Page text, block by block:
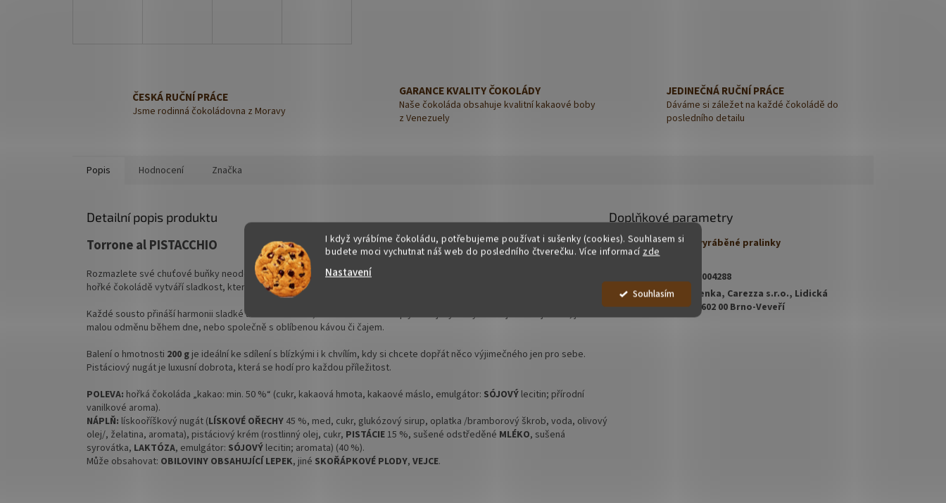
I když vyrábíme čokoládu, potřebujeme používat i sušenky (cookies). Souhlasem si
budete moci vychutnat náš web do posledního čtverečku. Více informací zde
Nastavení
Souhlasím
ČESKÁ RUČNÍ PRÁCE
Jsme rodinná čokoládovna z Moravy
GARANCE KVALITY ČOKOLÁDY
Naše čokoláda obsahuje kvalitní kakaové boby
z Venezuely
JEDINEČNÁ RUČNÍ PRÁCE
Dáváme si záležet na každé čokoládě do
posledního detailu
Popis Hodnocení Značka
Detailní popis produktu
Torrone al PISTACCHIO
Rozmazlete své chuťové buňky neodolatelnýmpistáciovým nugátem
hořké čokoládě vytváří sladkost, která potěší všechny milovníky pistácií i poctivé čokolády.
Každé sousto přináší harmonii sladké a oříškové chuti, která se krásně rozplývá na jazyku. Vychutnejte si ho jen tak, jako
malou odměnu během dne, nebo společně s oblíbenou kávou či čajem.
Balení o hmotnosti 200 g je ideální ke sdílení s blízkými i k chvílím, kdy si chcete dopřát něco výjimečného jen pro sebe.
Pistáciový nugát je luxusní dobrota, která se hodí pro každou příležitost.
POLEVA: hořká čokoláda „kakao: min. 50 %“ (cukr, kakaová hmota, kakaové máslo, emulgátor: SÓJOVÝ lecitin; přírodní
vanilkové aroma).
NÁPLŇ: lískooříškový nugát (LÍSKOVÉ OŘECHY 45 %, med, cukr, glukózový sirup, oplatka /bramborový škrob, voda, olivový
olej/, želatina, aromata), pistáciový krém (rostlinný olej, cukr, PISTÁCIE 15 %, sušené odstředěné MLÉKO, sušená
syrovátka, LAKTÓZA, emulgátor: SÓJOVÝ lecitin; aromata) (40 %).
Může obsahovat: OBILOVINY OBSAHUJÍCÍ LEPEK, jiné SKOŘÁPKOVÉ PLODY, VEJCE.
Doplňkové parametry
Kategorie:
Ručně vyráběné pralinky
Hmotnost:
8015987004288
Výrobce:
Chocolenka, Carezza s.r.o., Lidická
700/19, 602 00 Brno-Veveří